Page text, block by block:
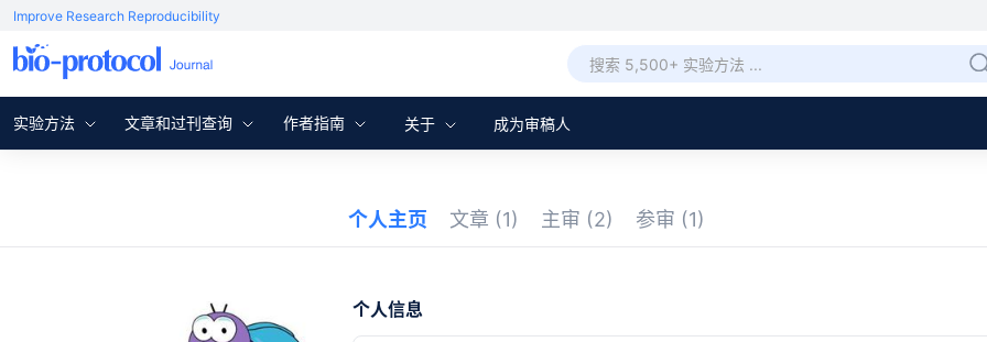
Improve Research Reproducibility
实验方法 文章和过刊查询 作者指南 关于 成为审稿人
个人主页 文章 (1) 主审 (2) 参审 (1)
个人信息